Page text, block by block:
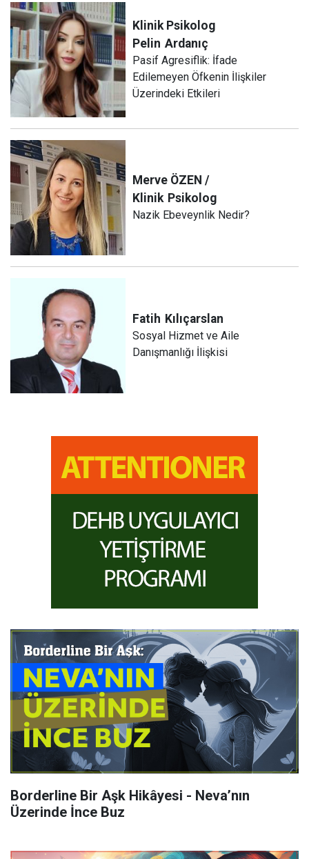
Klinik Psikolog
Pelin Ardanıç
Pasif Agresiflik: İfade
Edilemeyen Öfkenin İlişkiler
Üzerindeki Etkileri
Merve ÖZEN /
Klinik Psikolog
Nazik Ebeveynlik Nedir?
Fatih Kılıçarslan
Sosyal Hizmet ve Aile
Danışmanlığı İlişkisi
Borderline Bir Aşk Hikâyesi - Neva’nın
Üzerinde İnce Buz